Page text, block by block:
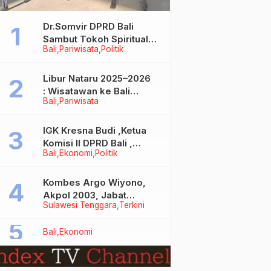
Bali Pariwisata Politik
Dr.Somvir DPRD Bali
Sambut Tokoh Spiritual
India Baba Bageshwar
Bali Pariwisata
Libur Nataru 2025–2026
: Wisatawan ke Bali
Meningkat, Isu Penurunan
Bali Ekonomi Politik
IGK Kresna Budi ,Ketua
Komisi II DPRD Bali ,
Angkat Bicara Soal
Bersubsidi Jenis Solar
Sulawesi Tenggara Terkini
Kombes Argo Wiyono,
Akpol 2003, Jabat
Dirlantas Polda Sultra
Bali Ekonomi